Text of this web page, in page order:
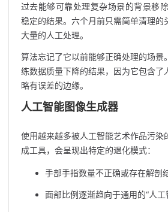
过去能够可靠处理复杂场景的背景移
稳定的结果。六个月前只需简单清理的
大量的人工处理。
算法忘记了它以前能够正确处理的场景
练数据质量下降的结果，因为它包含了
略有误差的边缘。
人工智能图像生成器
使用越来越多被人工智能艺术作品污染
成工具，会呈现出特定的退化模式：
手部手指数量不正确或存在解剖
面部比例逐渐趋向于通用的“人工